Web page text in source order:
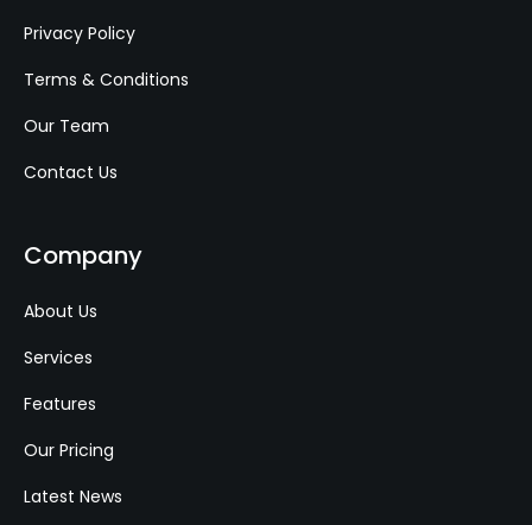
Privacy Policy
Terms & Conditions
Our Team
Contact Us
Company
About Us
Services
Features
Our Pricing
Latest News